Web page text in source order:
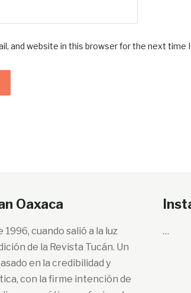
and website in this browser for the next time
Oaxaca
1996, cuando salió a la luz
de la Revista Tucán. Un
en la credibilidad y
con la firme intención de
…